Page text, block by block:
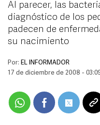
Al parecer, las
diagnóstico de los
padecen de
su nacimiento
Por: EL INFORMADOR
17 de diciembre de 2008 -